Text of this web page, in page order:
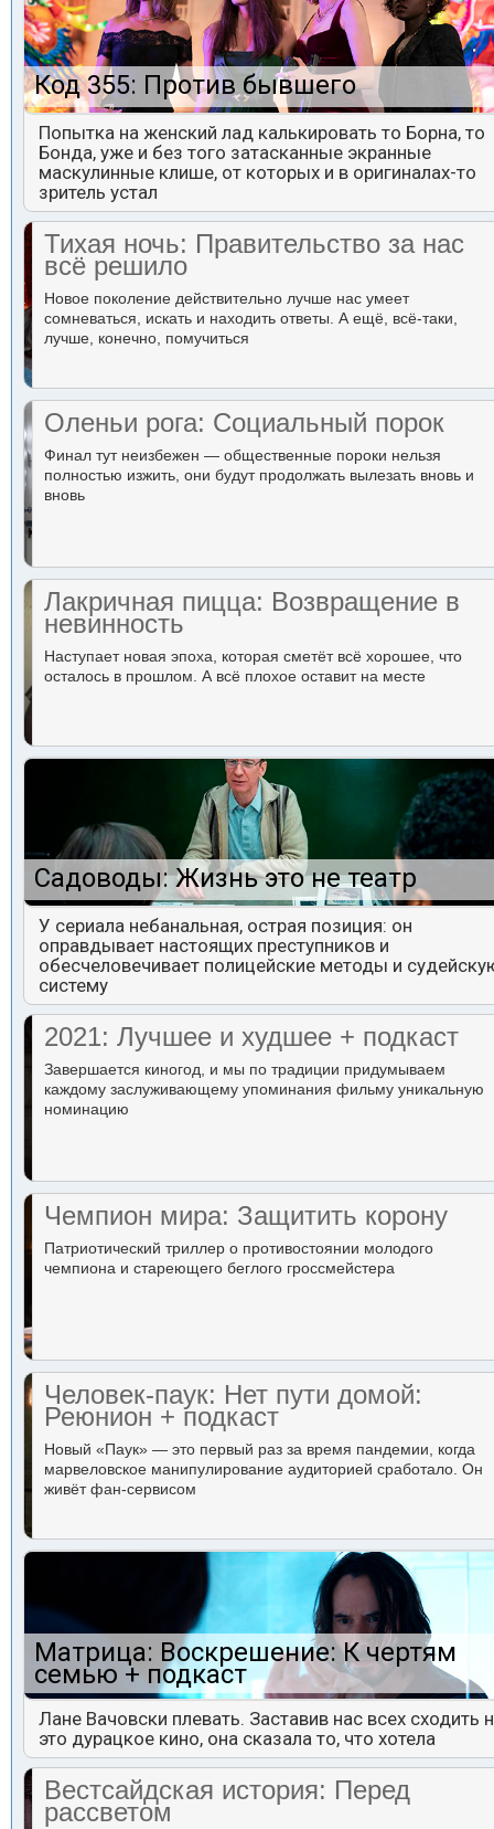
Код 355: Против бывшего
Попытка на женский лад калькировать то Борна, то
Бонда, уже и без того затасканные экранные
маскулинные клише, от которых и в оригиналах-то
зритель устал
Тихая ночь: Правительство за нас
всё решило
Новое поколение действительно лучше нас умеет
сомневаться, искать и находить ответы. А ещё, всё-таки,
лучше, конечно, помучиться
Оленьи рога: Социальный порок
Финал тут неизбежен — общественные пороки нельзя
полностью изжить, они будут продолжать вылезать вновь и
вновь
Лакричная пицца: Возвращение в
невинность
Наступает новая эпоха, которая сметёт всё хорошее, что
осталось в прошлом. А всё плохое оставит на месте
Садоводы: Жизнь это не театр
У сериала небанальная, острая позиция: он
оправдывает настоящих преступников и
обесчеловечивает полицейские методы и
систему
2021: Лучшее и худшее + подкаст
Завершается киногод, и мы по традиции придумываем
каждому заслуживающему упоминания фильму уникальную
номинацию
Чемпион мира: Защитить корону
Патриотический триллер о противостоянии молодого
чемпиона и стареющего беглого гроссмейстера
Человек-паук: Нет пути домой:
Реюнион + подкаст
Новый «Паук» — это первый раз за время пандемии, когда
марвеловское манипулирование аудиторией сработало. Он
живёт фан-сервисом
Матрица: Воскрешение: К чертям
семью + подкаст
Лане Вачовски плевать. Заставив нас всех сходить
это дурацкое кино, она сказала то, что хотела
Вестсайдская история: Перед
рассветом